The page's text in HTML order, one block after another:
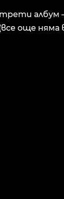
албум
още няма